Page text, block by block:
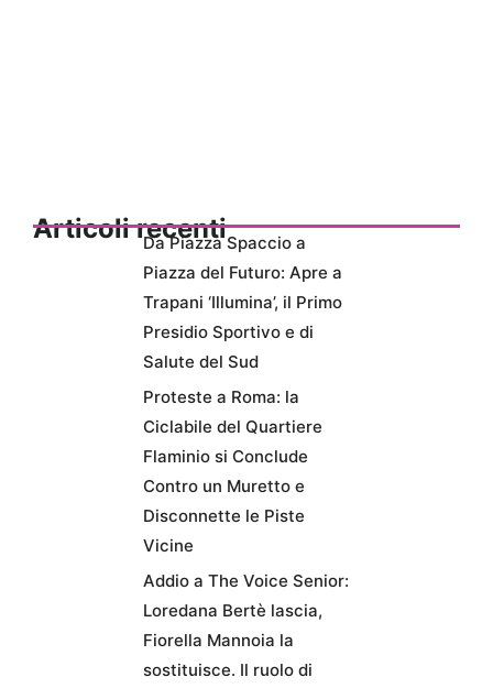
Articoli recentiDa Piazza Spaccio a
Piazza del Futuro: Apre a
Trapani ‘Illumina’, il Primo
Presidio Sportivo e di
Salute del Sud
Proteste a Roma: la
Ciclabile del Quartiere
Flaminio si Conclude
Contro un Muretto e
Disconnette le Piste
Vicine
Addio a The Voice Senior:
Loredana Bertè lascia,
Fiorella Mannoia la
sostituisce. Il ruolo di